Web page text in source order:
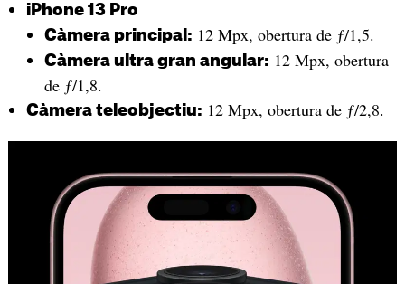
iPhone 13 Pro
Càmera principal: 12 Mpx, obertura de ƒ/1,5.
Càmera ultra gran angular: 12 Mpx, obertura
de ƒ/1,8.
Càmera teleobjectiu: 12 Mpx, obertura de ƒ/2,8.